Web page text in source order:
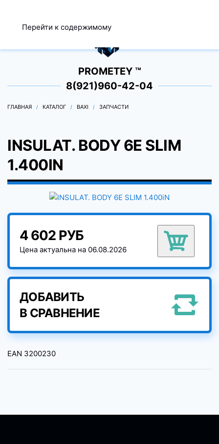
Перейти к содержимому
0
PROMETEY ™
8(921)960-42-04
ГЛАВНАЯ КАТАЛОГ BAXI ЗАПЧАСТИ
INSULAT. BODY 6E SLIM
1.400IN
4 602 РУБ
Цена актуальна на 06.08.2026
ДОБАВИТЬ
В СРАВНЕНИЕ
EAN 3200230